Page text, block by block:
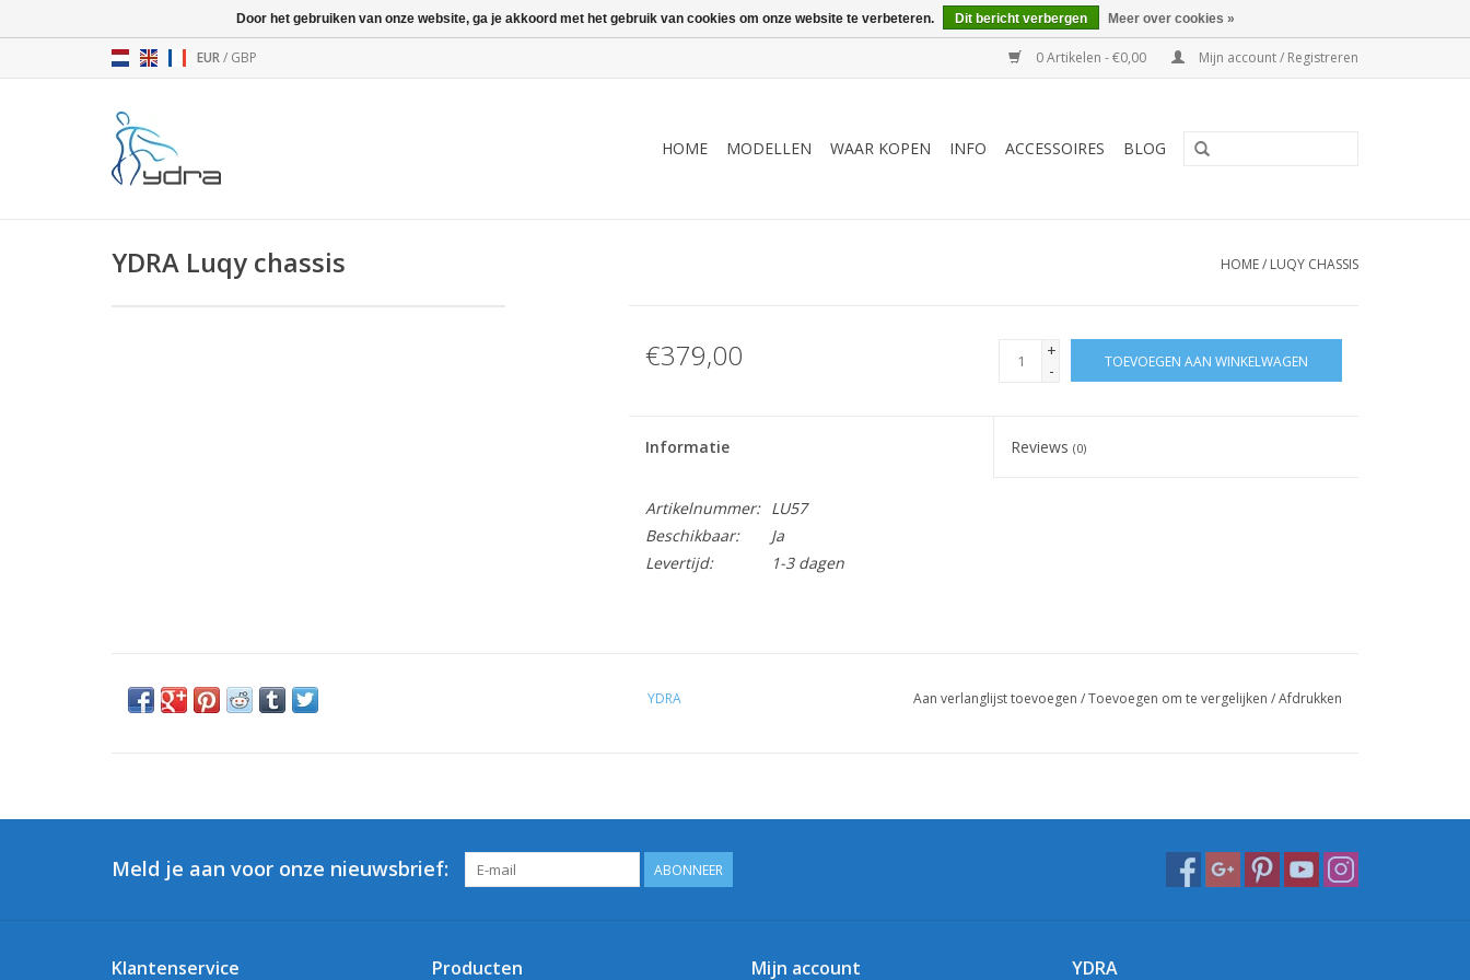
EUR/ GBP 0 Artikelen - €0,00 Mijn account / Registreren
HOME MODELLEN WAAR KOPEN INFO ACCESSOIRES BLOG
YDRA Luqy chassis HOME/ LUQY CHASSIS
€379,00
+
-
TOEVOEGEN AAN WINKELWAGEN
Informatie Reviews(0)
Artikelnummer:
LU57
Beschikbaar:
Ja
Levertijd:
1-3 dagen
YDRA Aan verlanglijst toevoegen /Toevoegen om te vergelijken /Afdrukken
Meld je aan voor onze nieuwsbrief: ABONNEER
Klantenservice Producten Mijn account YDRA
Door het gebruiken van onze website, ga je akkoord met het gebruik van cookies om onze website te verbeteren. Dit bericht verbergen Meer over cookies »